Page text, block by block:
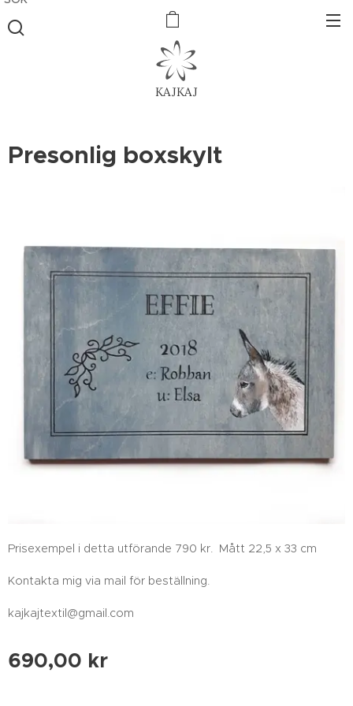
KAJKAJ
Presonlig boxskylt
Prisexempel i detta utförande 790 kr. Mått 22,5 x 33 cm
Kontakta mig via mail för beställning.
kajkajtextil@gmail.com
690,00 kr